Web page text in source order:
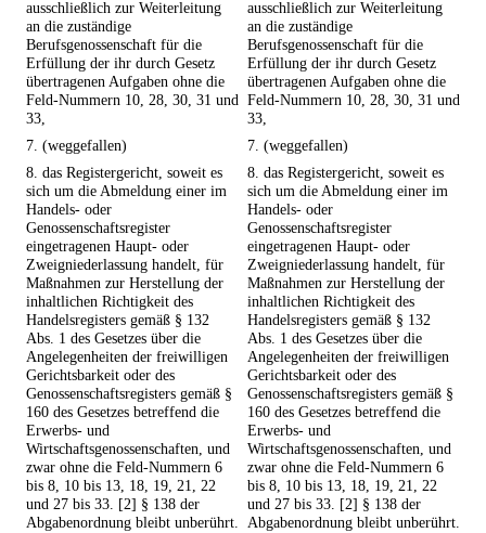
ausschließlich zur Weiterleitung
an die zuständige
Berufsgenossenschaft für die
Erfüllung der ihr durch Gesetz
übertragenen Aufgaben ohne die
Feld-Nummern 10, 28, 30, 31 und
33,
ausschließlich zur Weiterleitung
an die zuständige
Berufsgenossenschaft für die
Erfüllung der ihr durch Gesetz
übertragenen Aufgaben ohne die
Feld-Nummern 10, 28, 30, 31 und
33,
7. (weggefallen)
7. (weggefallen)
8. das Registergericht, soweit es
sich um die Abmeldung einer im
Handels- oder
Genossenschaftsregister
eingetragenen Haupt- oder
Zweigniederlassung handelt, für
Maßnahmen zur Herstellung der
inhaltlichen Richtigkeit des
Handelsregisters gemäß § 132
Abs. 1 des Gesetzes über die
Angelegenheiten der freiwilligen
Gerichtsbarkeit oder des
Genossenschaftsregisters gemäß §
160 des Gesetzes betreffend die
Erwerbs- und
Wirtschaftsgenossenschaften, und
zwar ohne die Feld-Nummern 6
bis 8, 10 bis 13, 18, 19, 21, 22
und 27 bis 33. [2] § 138 der
Abgabenordnung bleibt unberührt.
8. das Registergericht, soweit es
sich um die Abmeldung einer im
Handels- oder
Genossenschaftsregister
eingetragenen Haupt- oder
Zweigniederlassung handelt, für
Maßnahmen zur Herstellung der
inhaltlichen Richtigkeit des
Handelsregisters gemäß § 132
Abs. 1 des Gesetzes über die
Angelegenheiten der freiwilligen
Gerichtsbarkeit oder des
Genossenschaftsregisters gemäß §
160 des Gesetzes betreffend die
Erwerbs- und
Wirtschaftsgenossenschaften, und
zwar ohne die Feld-Nummern 6
bis 8, 10 bis 13, 18, 19, 21, 22
und 27 bis 33. [2] § 138 der
Abgabenordnung bleibt unberührt.